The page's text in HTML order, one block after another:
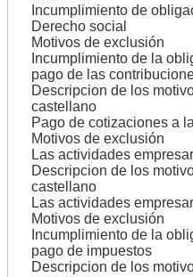
Incumplimiento de
Derecho social
Motivos de exclusión
Incumplimiento de la
pago de las
Descripcion de los
castellano
Pago de cotizaciones a
Motivos de exclusión
Las actividades
Descripcion de los
castellano
Las actividades
Motivos de exclusión
Incumplimiento de la
pago de impuestos
Descripcion de los